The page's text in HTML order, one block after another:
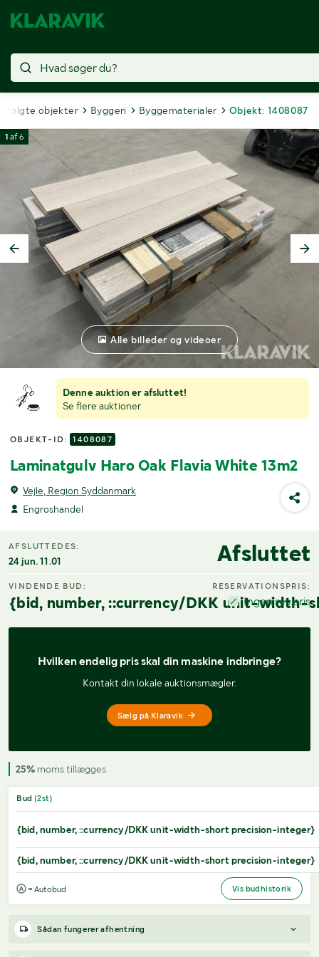
Solgte objekter Byggeri Byggematerialer Objekt: 1408087
Denne auktion er afsluttet!
Se flere auktioner
OBJEKT-ID: 1408087
Laminatgulv Haro Oak Flavia White 13m2
Vejle, Region Syddanmark
Engroshandel
1 af6
Alle billeder og videoer
AFSLUTTEDES:
24 jun. 11.01 Afsluttet
VINDENDE BUD:
{bid, number, ::currency/DKK unit-width-
RESERVATIONSPRIS:
Ingen res.pris
Hvilken endelig pris skal din maskine indbringe?
Kontakt din lokale auktionsmægler.
Sælg på Klaravik
25% moms tillægges
Bud (2st)
{bid, number, ::currency/DKK unit-width-short precision-integer}
{bid, number, ::currency/DKK unit-width-short precision-integer}
= Autobud Vis budhistorik
Sådan fungerer afhentning